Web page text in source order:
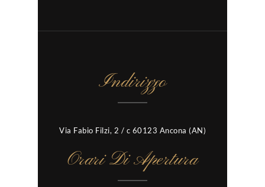
Indirizzo
Via Fabio Filzi, 2 / c 60123 Ancona (AN)
Orari Di Apertura